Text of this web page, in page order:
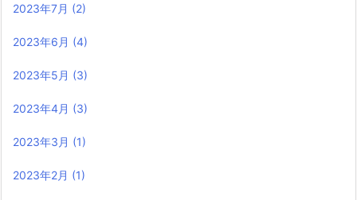
2023年7月 (2)
2023年6月 (4)
2023年5月 (3)
2023年4月 (3)
2023年3月 (1)
2023年2月 (1)